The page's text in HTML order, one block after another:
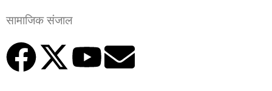
सामाजिक संजाल